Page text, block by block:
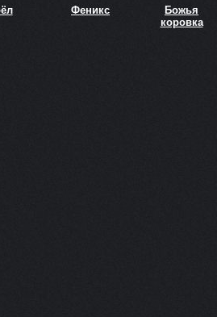
Феникс
Божья
коровка